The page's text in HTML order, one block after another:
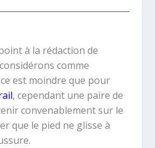
à la rédaction de
comme
est moindre que pour
, cependant une paire de
convenablement sur le
que le pied ne glisse à